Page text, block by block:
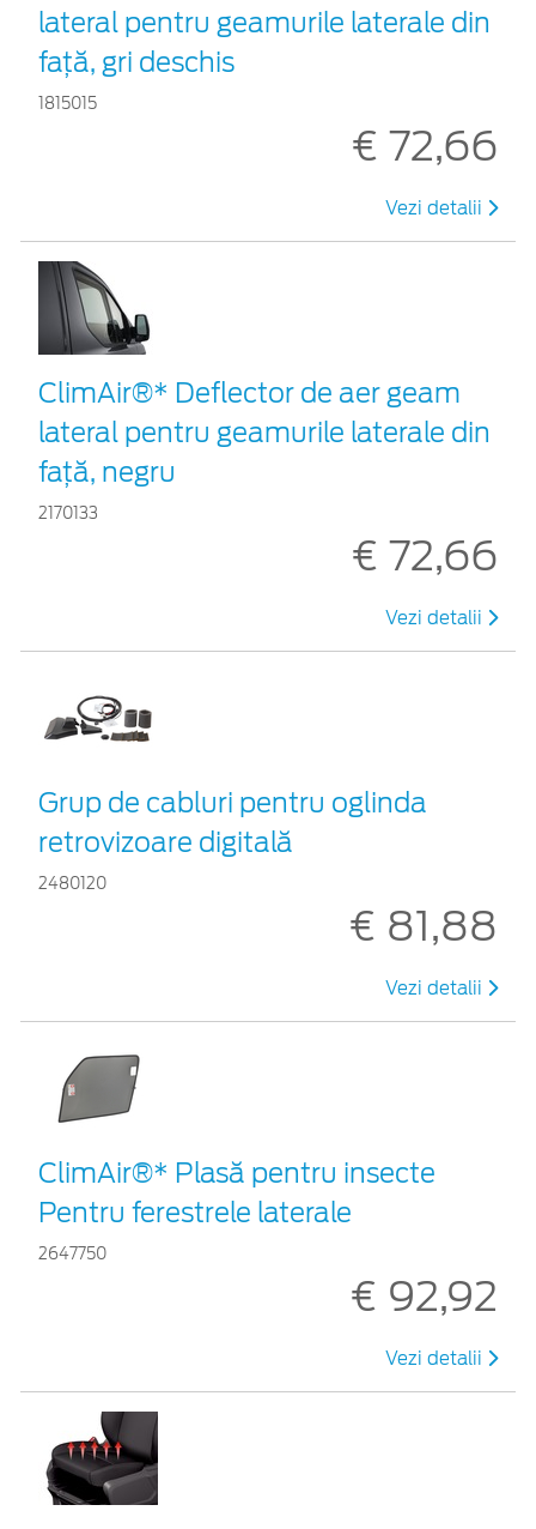
lateral pentru geamurile laterale din
faţă, gri deschis
1815015
€ 72,66
Vezi detalii
ClimAir®* Deflector de aer geam
lateral pentru geamurile laterale din
faţă, negru
2170133
€ 72,66
Vezi detalii
Grup de cabluri pentru oglinda
retrovizoare digitală
2480120
€ 81,88
Vezi detalii
ClimAir®* Plasă pentru insecte
Pentru ferestrele laterale
2647750
€ 92,92
Vezi detalii